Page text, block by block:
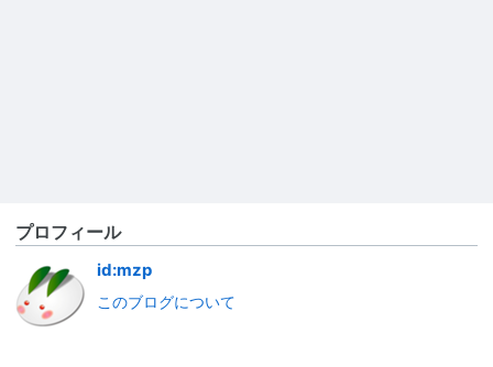
プロフィール
id:mzp
このブログについて